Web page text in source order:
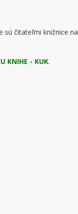
sú čitateľmi knižnice na
KNIHE - KUK.